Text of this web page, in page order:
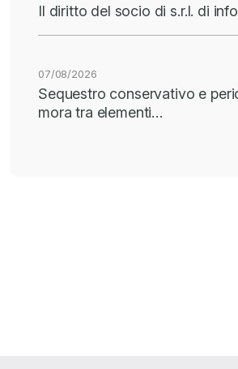
Il diritto del socio di s.r.l. di
07/08/2026
Sequestro conservativo e
mora tra elementi…